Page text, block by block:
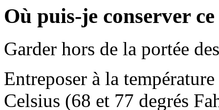
Où puis-je conserver
Garder hors de la portée
Entreposer à la
Celsius (68 et 77 degrés